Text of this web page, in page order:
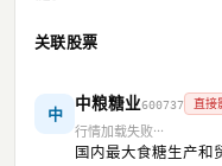
关联股票
中
中粮糖业600737 直接
行情加载失败
国内最大食糖生产和